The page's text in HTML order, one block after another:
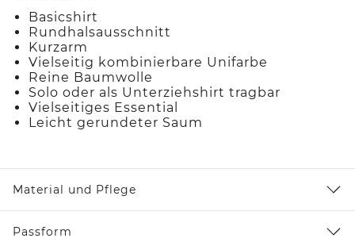
Basicshirt
Rundhalsausschnitt
Kurzarm
Vielseitig kombinierbare Unifarbe
Reine Baumwolle
Solo oder als Unterziehshirt tragbar
Vielseitiges Essential
Leicht gerundeter Saum
Material und Pflege
Passform